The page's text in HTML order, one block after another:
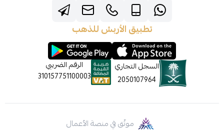
تطبيق الأربش للذهب
السجل التجاري
2050107964
الرقم الضريبي
310157751100003
موثّق في منصة الأعمال